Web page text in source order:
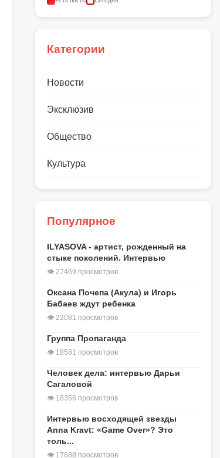
Категории
Новости
Эксклюзив
Общество
Культура
Популярное
ILYASOVA - артист, рожденный на
стыке поколений. Интервью
👁 27469 просмотров
Оксана Почепа (Акула) и Игорь
Бабаев ждут ребенка
👁 22081 просмотров
Группа Пропаганда
👁 18581 просмотров
Человек дела: интервью Дарьи
Сагаловой
👁 18356 просмотров
Интервью восходящей звезды
Anna Kravt: «Game Over»? Это
толь...
👁 17688 просмотров